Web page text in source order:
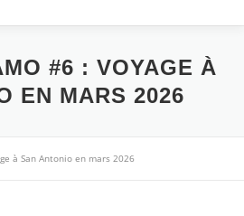
LA BOUTIQUE SNF
#6 : VOYAGE À
EN MARS 2026
à San Antonio en mars 2026